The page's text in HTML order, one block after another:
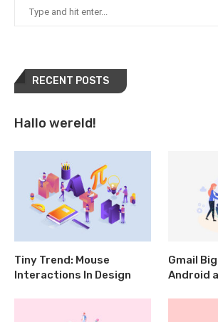
RECENT POSTS
Hallo wereld!
Tiny Trend: Mouse
Interactions In Design
Gmail
Android